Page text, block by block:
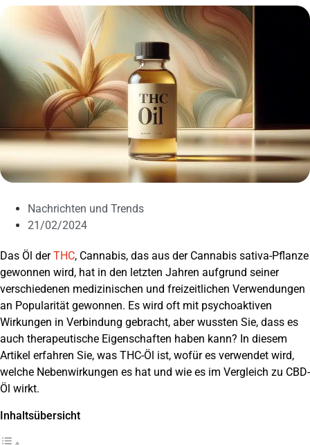
Nachrichten und Trends
21/02/2024
Das Öl derTHC, Cannabis, das aus der Cannabis sativa-Pflanze
gewonnen wird, hat in den letzten Jahren aufgrund seiner
verschiedenen medizinischen und freizeitlichen Verwendungen
an Popularität gewonnen. Es wird oft mit psychoaktiven
Wirkungen in Verbindung gebracht, aber wussten Sie, dass es
auch therapeutische Eigenschaften haben kann? In diesem
Artikel erfahren Sie, was THC-Öl ist, wofür es verwendet wird,
welche Nebenwirkungen es hat und wie es im Vergleich zu CBD-
Öl wirkt.
Inhaltsübersicht